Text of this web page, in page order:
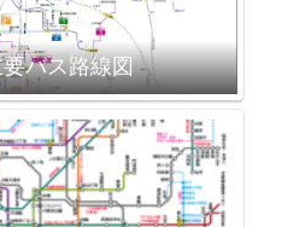
バス路線図